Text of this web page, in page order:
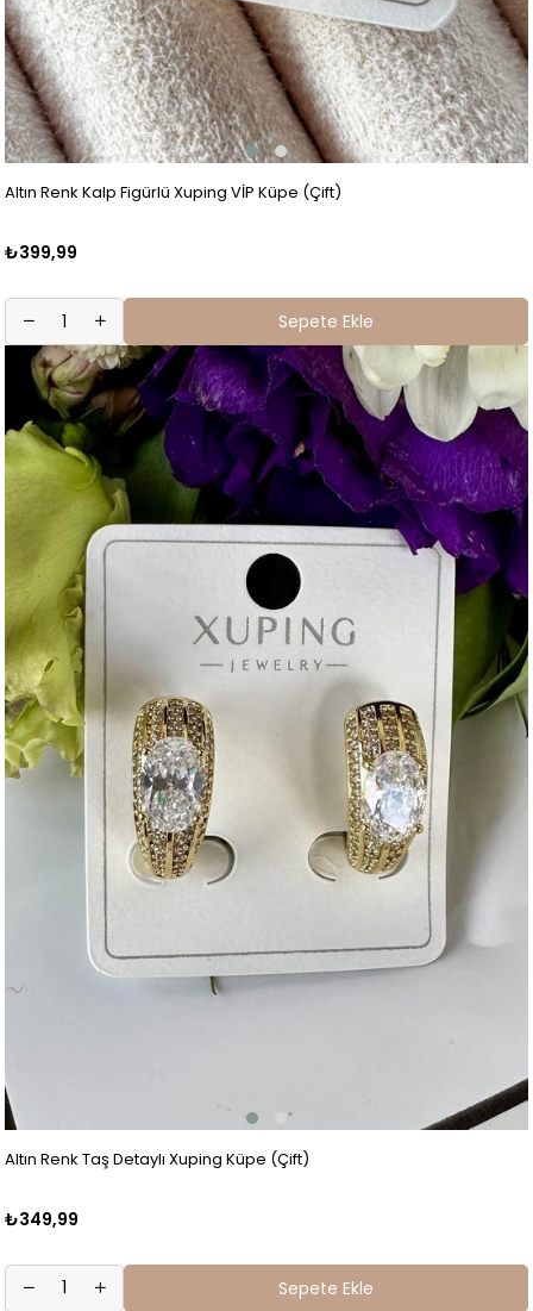
Altın Renk Kalp Figürlü Xuping VİP Küpe (Çift)
₺399,99
Sepete Ekle
Altın Renk Taş Detaylı Xuping Küpe (Çift)
₺349,99
Sepete Ekle